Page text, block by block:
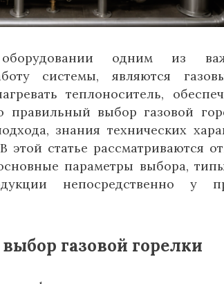
одним из
системы, являются
теплоноситель,
правильный выбор газовой
знания технических
статье рассматриваются
параметры выбора,
непосредственно у
газовой горелки